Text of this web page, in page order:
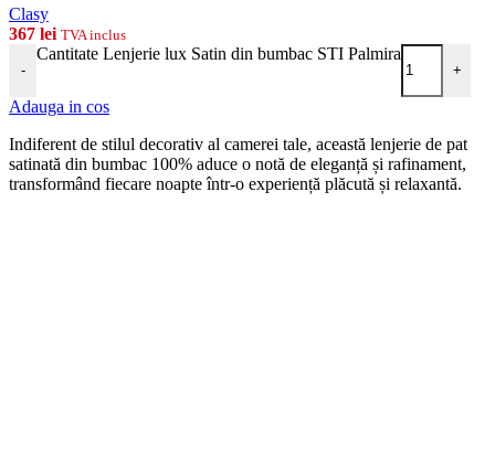
Clasy
367 lei TVA inclus
-
Cantitate Lenjerie lux Satin din bumbac STI Palmira
+
Adauga in cos
Indiferent de stilul decorativ al camerei tale, această lenjerie de pat
satinată din bumbac 100% aduce o notă de eleganță și rafinament,
transformând fiecare noapte într-o experiență plăcută și relaxantă.